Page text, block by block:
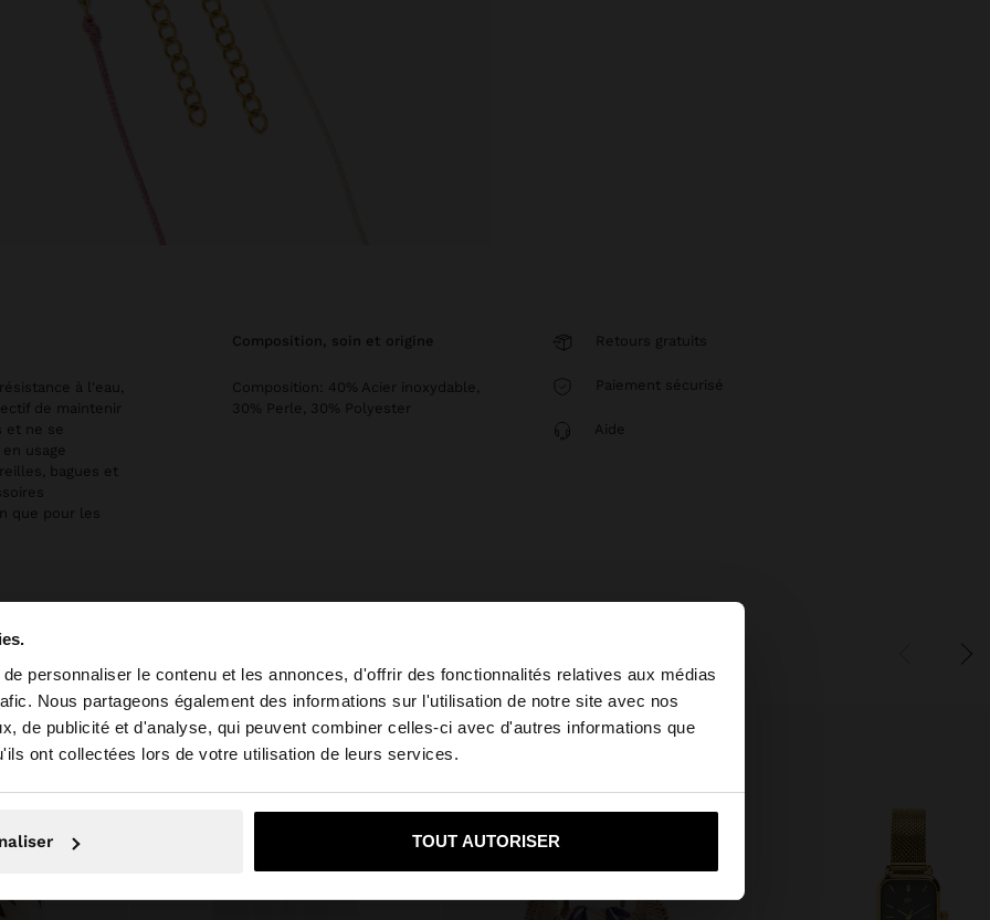
personnaliser le contenu et les annonces, d'offrir des fonctionnalités relatives aux médias
Nous partageons également des informations sur l'utilisation de notre site avec nos
de publicité et d'analyse, qui peuvent combiner celles-ci avec d'autres informations que
ont collectées lors de votre utilisation de leurs services.
TOUT AUTORISER
×
depuis Luxembourg. Voulez-vous parcourir notre site au United States?
je souhaite rester sur Luxembourg Oui, dirigez-moi vers United States
à l'eau,
de maintenir
et ne se
usage
bagues et
que pour les
composition, soin et origine
Composition: 40% Acier inoxydable,
30% Perle, 30% Polyester
Retours gratuits
Paiement sécurisé
Aide